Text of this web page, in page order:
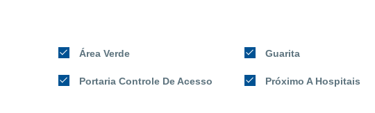
Área Verde Guarita
Portaria Controle De Acesso Próximo A Hospitais